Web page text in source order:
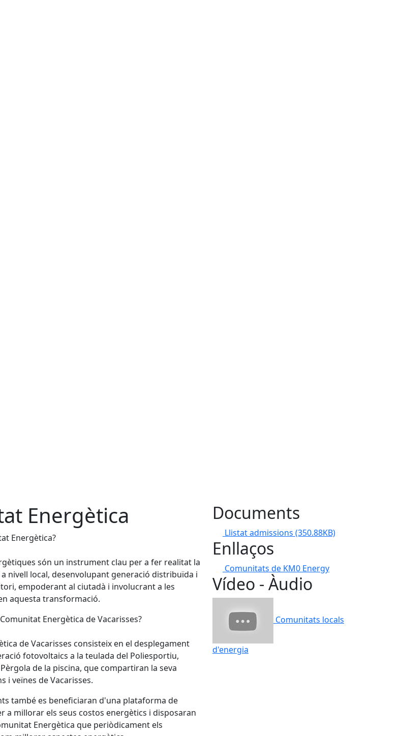
Energètica
Energètica?
són un instrument clau per a fer realitat la
nivell local, desenvolupant generació distribuïda i
empoderant al ciutadà i involucrant a les
aquesta transformació.
Energètica de Vacarisses?
de Vacarisses consisteix en el desplegament
fotovoltaics a la teulada del Poliesportiu,
Pèrgola de la piscina, que compartiran la seva
i veïnes de Vacarisses.
també es beneficiaran d'una plataforma de
a millorar els seus costos energètics i disposaran
Energètica que periòdicament els
Documents
Llistat admissions (350.88KB)
Enllaços
Comunitats de KM0 Energy
Vídeo - Àudio
Comunitats locals
d'energia